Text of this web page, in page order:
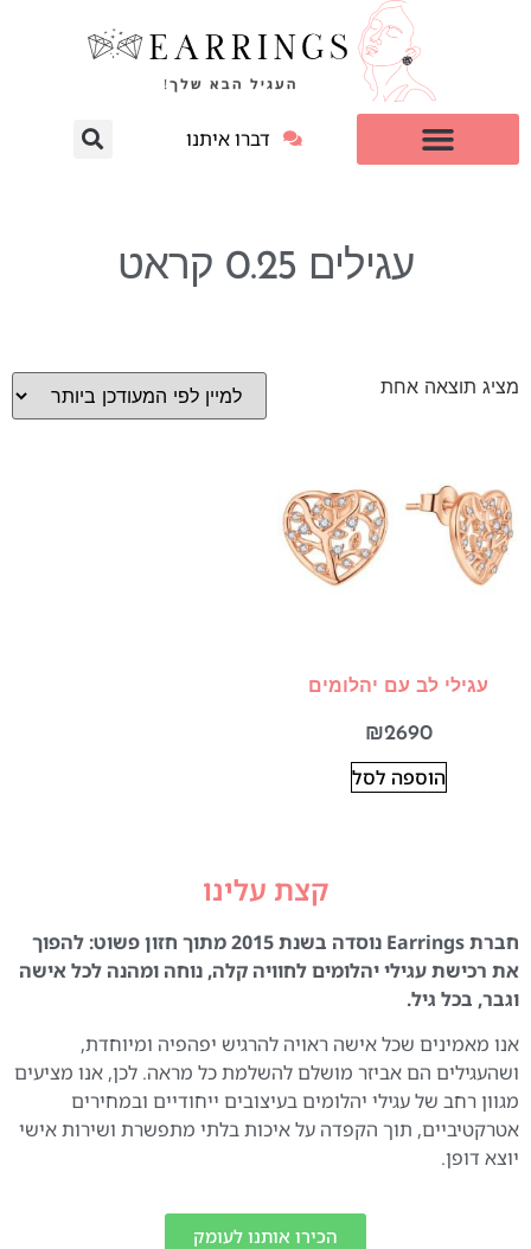
דברו איתנו
עגילים 0.25 קראט
מציג תוצאה אחת
עגילי לב עם יהלומים
₪2690
הוספה לסל
קצת עלינו
חברת Earrings נוסדה בשנת 2015 מתוך חזון פשוט: להפוך
את רכישת עגילי יהלומים לחוויה קלה, נוחה ומהנה לכל אישה
וגבר, בכל גיל.
אנו מאמינים שכל אישה ראויה להרגיש יפהפיה ומיוחדת,
ושהעגילים הם אביזר מושלם להשלמת כל מראה. לכן, אנו מציעים
מגוון רחב של עגילי יהלומים בעיצובים ייחודיים ובמחירים
אטרקטיביים, תוך הקפדה על איכות בלתי מתפשרת ושירות אישי
יוצא דופן.
הכירו אותנו לעומק